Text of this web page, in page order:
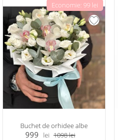
Economie: 99 lei
Buchet de orhidee albe
999 lei 1098lei